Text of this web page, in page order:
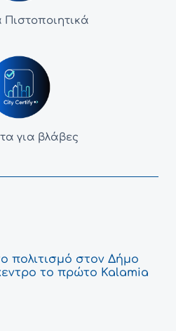
για βλάβες
πολιτισμό στον Δήμο
το πρώτο Kalamia